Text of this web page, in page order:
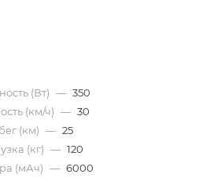
(Вт) — 350
(км/ч) — 30
(км) — 25
(кг) — 120
(мАч) — 6000